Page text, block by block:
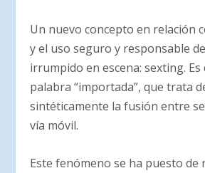
Un nuevo concepto en relación
y el uso seguro y responsable
irrumpido en escena: sexting.
palabra “importada”, que trata
sintéticamente la fusión entre
vía móvil.
Este fenómeno se ha puesto de